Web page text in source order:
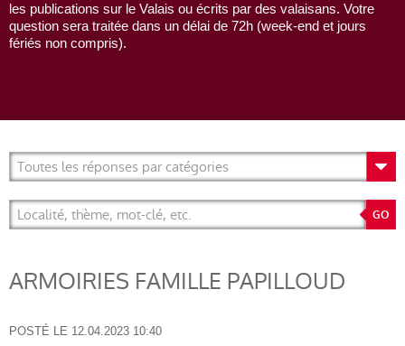
les publications sur le Valais ou écrits par des valaisans. Votre
question sera traitée dans un délai de 72h (week-end et jours
fériés non compris).
ARMOIRIES FAMILLE PAPILLOUD
POSTÉ LE 12.04.2023 10:40